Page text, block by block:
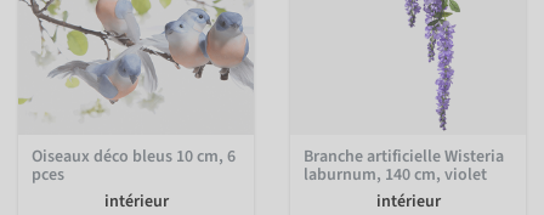
Oiseaux déco bleus 10 cm, 6
pces
intérieur
Branche artificielle Wisteria
laburnum, 140 cm, violet
intérieur